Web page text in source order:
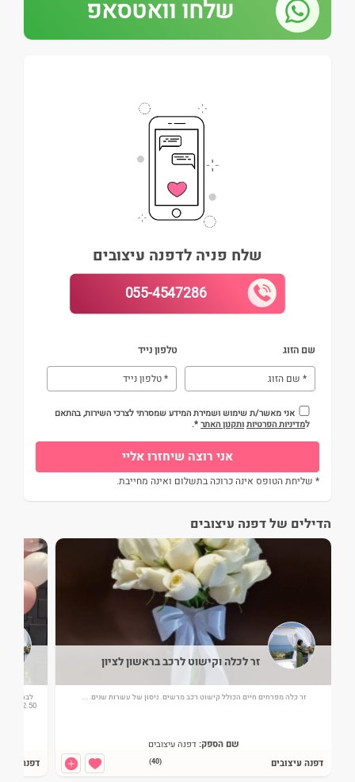
שלחו וואטסאפ
שלח פניה לדפנה עיצובים
055-4547286
שם הזוג טלפון נייד
אני מאשר/ת שימוש ושמירת המידע שמסרתי לצרכי השירות, בהתאם
למדיניות הפרטיותותקנון האתר*.
* שליחת הטופס אינה כרוכה בתשלום ואינה מחייבת.
הדילים של דפנה עיצובים
זר לכלה וקישוט לרכב בראשון לציון
זר כלה מפרחים חיים הכולל קישוט רכב מרשים. ניסון של עשרות שנים....
שם הספק:דפנה עיצובים
איזור פעילות:מרכז
דפנה עיצובים (40)
2.50 גובה כולל כתיבת שמות חתן וכלה. אותיות של חתן כלה - גדולות ומעוצבות מ...
דפנה